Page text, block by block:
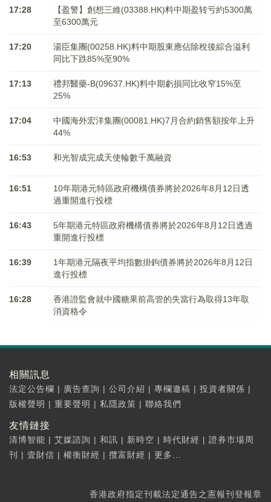
17:28
【盈警】創想三維(03388.HK)料中期盈转亏約5300萬
至6300萬元
17:20
湯臣集團(00258.HK)料中期股東應佔除稅後綜合溢利
同比下跌85%至90%
17:13
禮邦醫藥-B(09637.HK)料中期虧損同比收窄15%至
25%
17:04
中國海外宏洋集團(00081.HK)7月合約銷售額按年上升
44%
16:53 和光智成完成天使輪數千萬融資
16:51
10年期港元特區政府機構債券將於2026年8月12日透
過重開進行投標
16:43
5年期港元特區政府機構債券將於2026年8月12日透過
重開進行投標
16:39
1年期港元隔夜平均指數掛鉤債券將於2026年8月12日
進行投標
16:28
香港證監會就中國糖果前高管的失當行為取得13年取
消資格令
相關訊息
法定公告欄 | 廣告查詢 | 公司介紹 | 專欄邀稿 | 投資者關係 |
版權聲明 | 重要聲明 | 私隱政策 | 聯絡我們
友情鏈接
清博智能 | 艾媒諮詢 | 和訊 | 新時空 | 時代財經 | 證券市場周
刊
| 壹財信 | 權衡財經 | 攬富財經 | 更多...
香港政府指定刊載法定通告之憲報刊登報章